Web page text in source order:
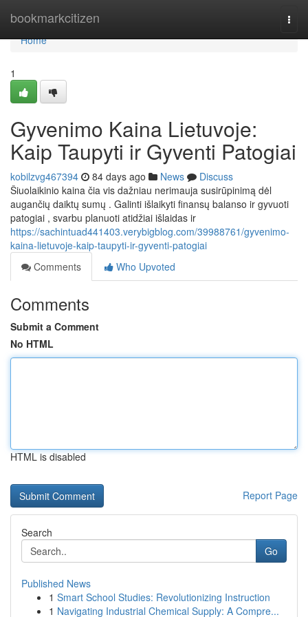
bookmarkcitizen
Home
Home
1
Gyvenimo Kaina Lietuvoje:
Kaip Taupyti ir Gyventi Patogiai
kobilzvg467394 84 days ago News
Discuss
Šiuolaikinio kaina čia vis dažniau nerimauja susirūpinimą dėl
augančių daiktų sumų . Galinti išlaikyti finansų balanso ir gyvuoti
patogiai , svarbu planuoti atidžiai išlaidas ir
https://sachintuad441403.verybigblog.com/39988761/gyvenimo-
kaina-lietuvoje-kaip-taupyti-ir-gyventi-patogiai
Comments
Who Upvoted
Comments
Submit a Comment
No HTML
HTML is disabled
Report Page
Search
Go
Published News
1 Smart School Studies: Revolutionizing Instruction
1 Navigating Industrial Chemical Supply: A Compre...